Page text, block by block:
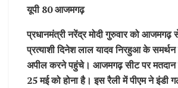
यूपी 80 आजमगढ़
प्रधानमंत्री नरेंद्र मोदी गुरुवार को आजमगढ़
प्रत्याशी दिनेश लाल यादव निरहुआ के
अपील करने पहुंचे। आजमगढ़ सीट पर मतदान
25 मई को होना है। इस रैली में पीएम ने इंडी